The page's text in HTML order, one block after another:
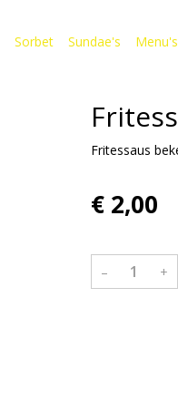
Sorbet Sundae's Menu's
Fritessaus
€ 2,00
– +